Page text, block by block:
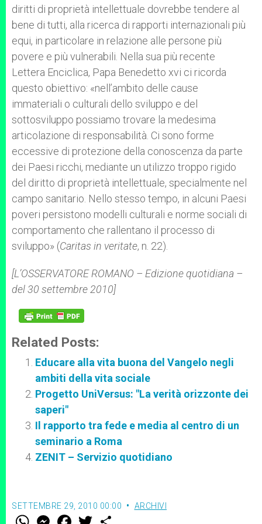
diritti di proprietà intellettuale dovrebbe tendere al
bene di tutti, alla ricerca di rapporti internazionali più
equi, in particolare in relazione alle persone più
povere e più vulnerabili. Nella sua più recente
Lettera Enciclica, Papa Benedetto xvi ci ricorda
questo obiettivo: «nell’ambito delle cause
immateriali o culturali dello sviluppo e del
sottosviluppo possiamo trovare la medesima
articolazione di responsabilità. Ci sono forme
eccessive di protezione della conoscenza da parte
dei Paesi ricchi, mediante un utilizzo troppo rigido
del diritto di proprietà intellettuale, specialmente nel
campo sanitario. Nello stesso tempo, in alcuni Paesi
poveri persistono modelli culturali e norme sociali di
comportamento che rallentano il processo di
sviluppo» (Caritas in veritate, n. 22).
[L’OSSERVATORE ROMANO – Edizione quotidiana –
del 30 settembre 2010]
Related Posts:
Educare alla vita buona del Vangelo negli
ambiti della vita sociale
Progetto UniVersus: "La verità orizzonte dei
saperi"
Il rapporto tra fede e media al centro di un
seminario a Roma
ZENIT – Servizio quotidiano
SETTEMBRE 29, 2010 00:00 ARCHIVI
W M F